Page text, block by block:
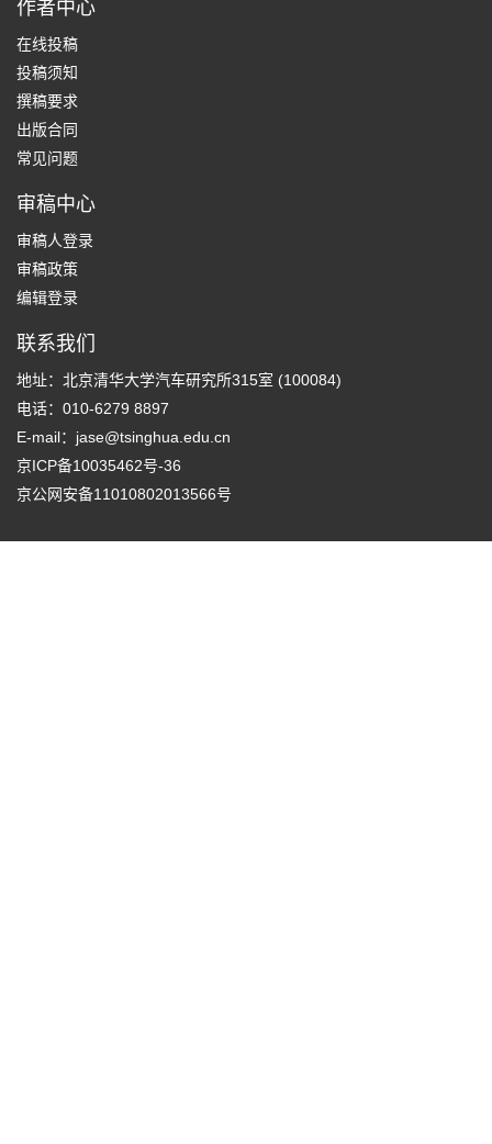
作者中心
在线投稿
投稿须知
撰稿要求
出版合同
常见问题
审稿中心
审稿人登录
审稿政策
编辑登录
联系我们
地址：北京清华大学汽车研究所315室 (100084)
电话：010-6279 8897
E-mail： jase@tsinghua.edu.cn
京ICP备10035462号-36
京公网安备11010802013566号